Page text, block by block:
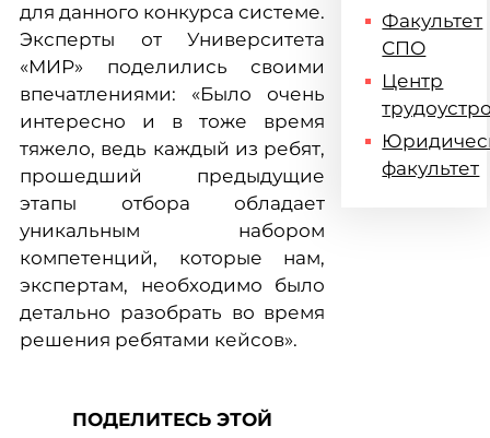
для данного конкурса системе.
Эксперты от Университета
«МИР» поделились своими
впечатлениями: «Было очень
интересно и в тоже время
тяжело, ведь каждый из ребят,
прошедший предыдущие
этапы отбора обладает
уникальным набором
компетенций, которые нам,
экспертам, необходимо было
детально разобрать во время
решения ребятами кейсов».
ПОДЕЛИТЕСЬ ЭТОЙ
Факультет
СПО
Центр
факультет